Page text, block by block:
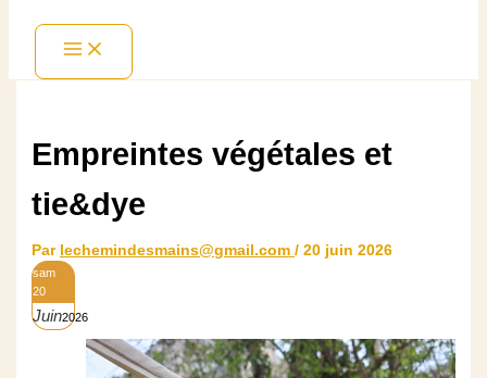
Empreintes végétales et
tie&dye
Par lechemindesmains@gmail.com/20 juin 2026
sam
20
Juin2026